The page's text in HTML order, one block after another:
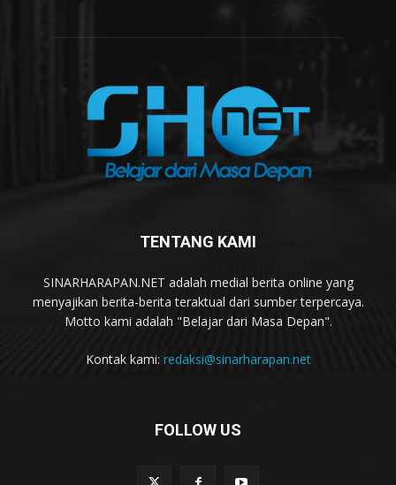
TENTANG KAMI
SINARHARAPAN.NET adalah medial berita online yang
menyajikan berita-berita teraktual dari sumber terpercaya.
Motto kami adalah "Belajar dari Masa Depan".
Kontak kami: redaksi@sinarharapan.net
FOLLOW US